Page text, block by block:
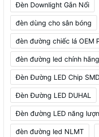
Đèn Downlight Gắn Nổi
đèn dùng cho sân bóng
đèn đường chiếc lá OEM
đèn đường led chính hãng
Đèn Đường LED Chip
Đèn Đường LED DUHAL
Đèn đường LED năng
đèn đường led NLMT